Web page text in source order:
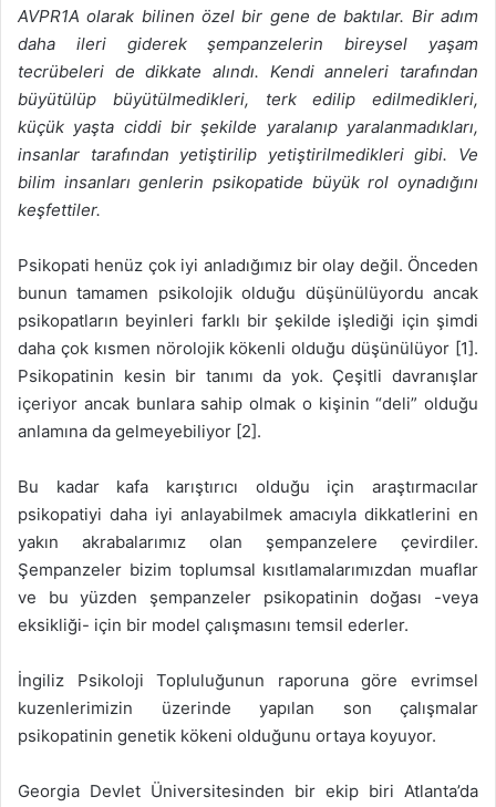
AVPR1A olarak bilinen özel bir gene de baktılar. Bir adım
daha ileri giderek şempanzelerin bireysel yaşam
tecrübeleri de dikkate alındı. Kendi anneleri tarafından
büyütülüp büyütülmedikleri, terk edilip edilmedikleri,
küçük yaşta ciddi bir şekilde yaralanıp yaralanmadıkları,
insanlar tarafından yetiştirilip yetiştirilmedikleri gibi. Ve
bilim insanları genlerin psikopatide büyük rol oynadığını
keşfettiler.
Psikopati henüz çok iyi anladığımız bir olay değil. Önceden
bunun tamamen psikolojik olduğu düşünülüyordu ancak
psikopatların beyinleri farklı bir şekilde işlediği için şimdi
daha çok kısmen nörolojik kökenli olduğu düşünülüyor [1].
Psikopatinin kesin bir tanımı da yok. Çeşitli davranışlar
içeriyor ancak bunlara sahip olmak o kişinin “deli” olduğu
anlamına da gelmeyebiliyor [2].
Bu kadar kafa karıştırıcı olduğu için araştırmacılar
psikopatiyi daha iyi anlayabilmek amacıyla dikkatlerini en
yakın akrabalarımız olan şempanzelere çevirdiler.
Şempanzeler bizim toplumsal kısıtlamalarımızdan muaflar
ve bu yüzden şempanzeler psikopatinin doğası -veya
eksikliği- için bir model çalışmasını temsil ederler.
İngiliz Psikoloji Topluluğunun raporuna göre evrimsel
kuzenlerimizin üzerinde yapılan son çalışmalar
psikopatinin genetik kökeni olduğunu ortaya koyuyor.
Georgia Devlet Üniversitesinden bir ekip biri Atlanta’da